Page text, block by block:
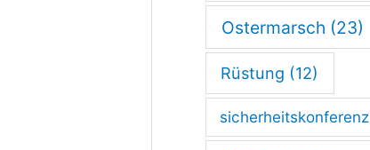
Ostermarsch (23)
Rüstung (12)
sicherheitskonferenz